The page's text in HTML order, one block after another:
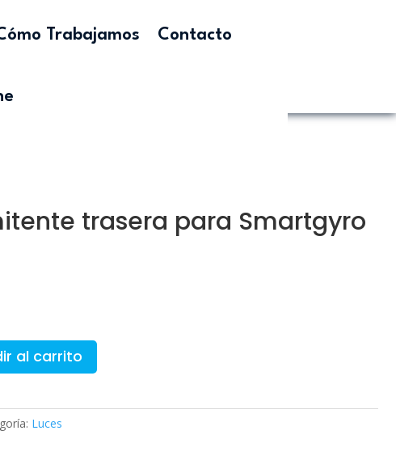
Trabajamos Contacto
trasera para Smartgyro
al carrito
Luces